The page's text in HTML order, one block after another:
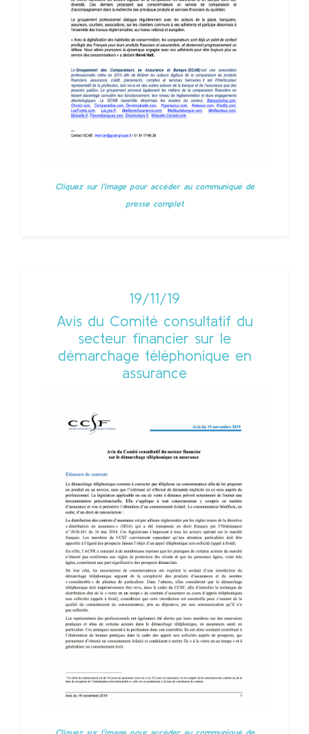
Cliquez sur l'image pour accèder au communiqué de
presse complet
19/11/19
Avis du Comité consultatif du
secteur financier sur le
démarchage téléphonique en
assurance